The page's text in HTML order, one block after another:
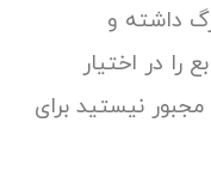
داشته و
را در اختیار
مجبور نیستید برای